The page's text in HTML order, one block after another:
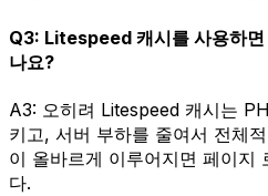
Q3: Litespeed 캐시를 사용하
나요?
A3: 오히려 Litespeed 캐시는
키고, 서버 부하를 줄여서 전체
이 올바르게 이루어지면 페이지
다.